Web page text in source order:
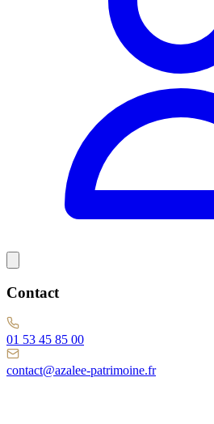
Contact
01 53 45 85 00
contact@azalee-patrimoine.fr